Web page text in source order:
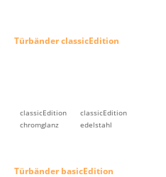
Türbänder classicEdition
classicEdition
chromglanz
classicEdition
edelstahl
Türbänder basicEdition